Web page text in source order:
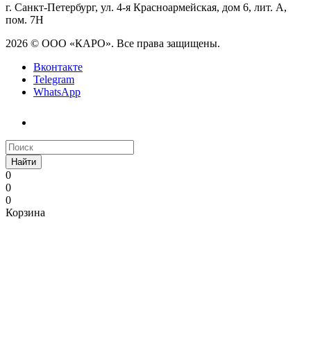
г. Санкт-Петербург, ул. 4-я Красноармейская, дом 6, лит. А,
пом. 7Н
2026 © ООО «КАРО». Все права защищены.
Вконтакте
Telegram
WhatsApp
Найти
0
0
0
Корзина